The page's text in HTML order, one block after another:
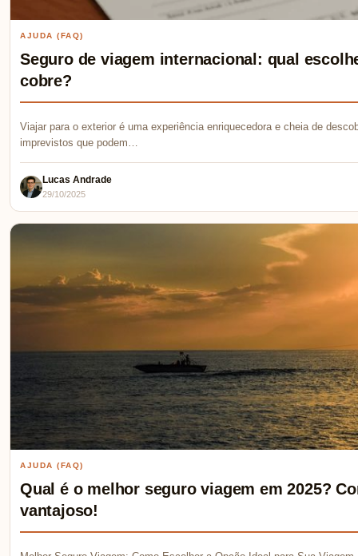
AJUDA (FAQ)
Seguro de viagem internacional: qual
cobre?
Viajar para o exterior é uma experiência enriquecedora e cheia de
imprevistos que podem…
Lucas Andrade
29/10/2025
AJUDA (FAQ)
Qual é o melhor seguro viagem em 2025?
vantajoso!